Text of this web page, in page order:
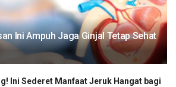
Ini Ampuh Jaga Ginjal Tetap Sehat
Ini Sederet Manfaat Jeruk Hangat bagi